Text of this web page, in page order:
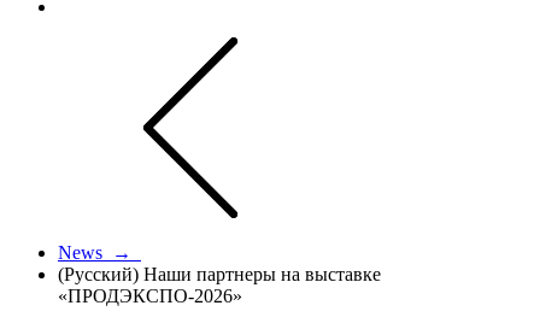
News →
(Русский) Наши партнеры на выставке
«ПРОДЭКСПО-2026»